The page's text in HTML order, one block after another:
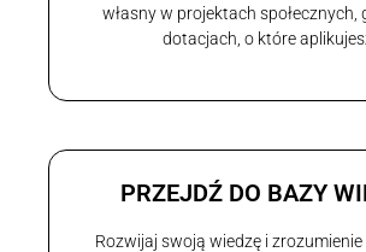
własny w projektach społecznych,
dotacjach, o które
PRZEJDŹ DO BAZY
Rozwijaj swoją wiedzę i zrozumienie